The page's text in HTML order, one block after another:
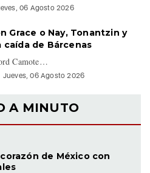
06 Agosto 2026
Grace o Nay, Tonantzin y
caída de Bárcenas
Camote…
Jueves, 06 Agosto 2026
A MINUTO
de México con